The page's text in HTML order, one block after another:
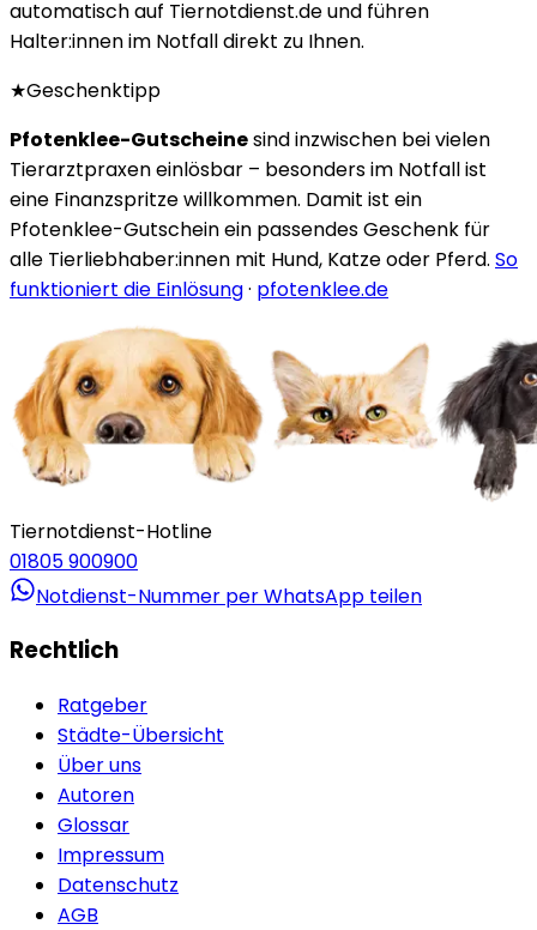
automatisch auf Tiernotdienst.de und führen
Halter:innen im Notfall direkt zu Ihnen.
★Geschenktipp
Pfotenklee-Gutscheinesind inzwischen bei vielen
Tierarztpraxen einlösbar – besonders im Notfall ist
eine Finanzspritze willkommen. Damit ist ein
Pfotenklee-Gutschein ein passendes Geschenk für
alle Tierliebhaber:innen mit Hund, Katze oder Pferd. So
funktioniert die Einlösung· pfotenklee.de
Tiernotdienst-Hotline
01805 900900
Notdienst-Nummer per WhatsApp teilen
Rechtlich
Ratgeber
Städte-Übersicht
Über uns
Autoren
Glossar
Impressum
Datenschutz
AGB